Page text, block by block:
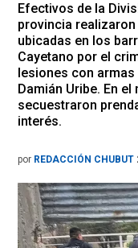
Efectivos de la
provincia
ubicadas en los
Cayetano por el
lesiones con
Damián Uribe. En
secuestraron
interés.
por REDACCIÓN CHUBUT